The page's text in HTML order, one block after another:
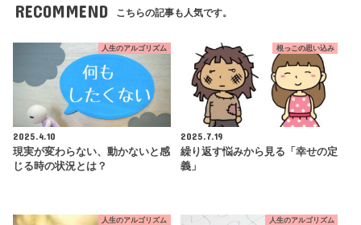
RECOMMEND こちらの記事も人気です。
人生のアルゴリズム
2025.4.10
現実が変わらない、動かないと感
じる時の状況とは？
根っこの思い込み
2025.7.19
繰り返す悩みから見る「幸せの定
義」
人生のアルゴリズム 人生のアルゴリズム